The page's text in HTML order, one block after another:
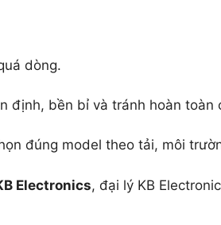
dòng.
định, bền bỉ và tránh hoàn toàn
đúng model theo tải, môi
Electronics, đại lý KB